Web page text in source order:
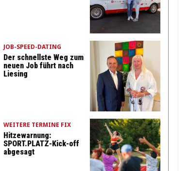
JOB-SPEED-DATING
Der schnellste Weg zum
neuen Job führt nach
Liesing
WEITERE TERMINE FIX
Hitzewarnung:
SPORT.PLATZ-Kick-off
abgesagt